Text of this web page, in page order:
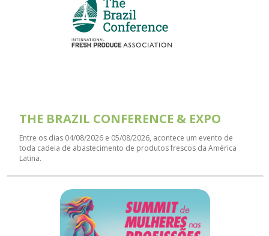
THE BRAZIL CONFERENCE & EXPO
Entre os dias 04/08/2026 e 05/08/2026, acontece um evento de
toda cadeia de abastecimento de produtos frescos da América
Latina.